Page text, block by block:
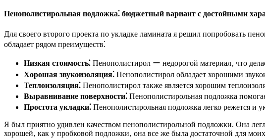
Пенополистирольная подложка⁚ бюджетный вариант с достойными
Для своего второго проекта по укладке ламината я решил попробовать
обладает рядом преимуществ⁚
Низкая стоимость⁚ Пенополистирол ー недорогой материал‚ что
Хорошая звукоизоляция⁚ Пенополистирол обладает хорошими
Теплоизоляция⁚ Пенополистирол также является хорошим
Выравнивание поверхности⁚ Пенополистирольная подложка
Простота укладки⁚ Пенополистирольная подложка легко режется и
Я был приятно удивлен качеством пенополистирольной подложки. Она
хорошей‚ как у пробковой подложки‚ она все же была достаточной для